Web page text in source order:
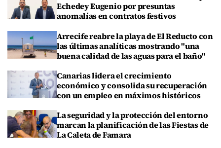
Echedey Eugenio por presuntas
anomalías en contratos festivos
Arrecife reabre la playa de El Reducto con
las últimas analíticas mostrando "una
buena calidad de las aguas para el baño"
Canarias lidera el crecimiento
económico y consolida su recuperación
con un empleo en máximos históricos
La seguridad y la protección del entorno
marcan la planificación de las Fiestas de
La Caleta de Famara